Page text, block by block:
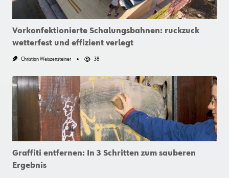
Vorkonfektionierte Schalungsbahnen: ruckzuck
wetterfest und effizient verlegt
Christian Weiszensteiner 38
Graffiti entfernen: In 3 Schritten zum sauberen
Ergebnis